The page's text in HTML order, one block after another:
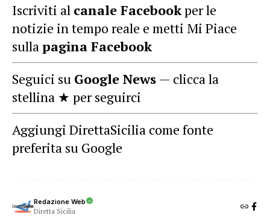
Iscriviti al canale Facebookper le
notizie in tempo reale e metti Mi Piace
sullapagina Facebook
Seguici su Google News — clicca la
stellina ★ per seguirci
Aggiungi DirettaSicilia come fonte
preferita su Google
Redazione Web
Diretta Sicilia